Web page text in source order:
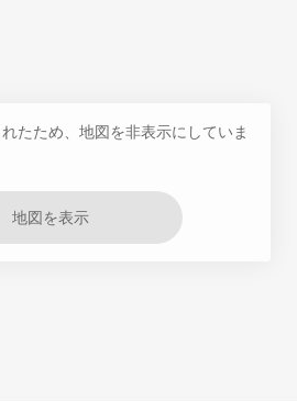
たため、地図を非表示にしていま
地図を表示